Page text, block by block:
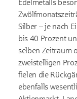
Edelmetalls
Silber – je nach
bis 40 Prozent
selben Zeitraum
zweistelligen
fielen die
ebenfalls